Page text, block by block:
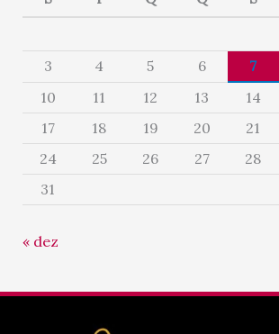
3
4 5 6 7
10
11 12 13 14
17
18 19 20 21
24
25 26 27 28
31
« dez